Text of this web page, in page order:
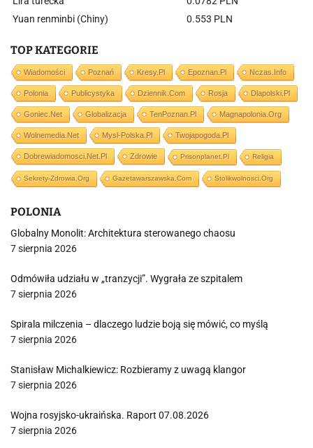
Yuan renminbi (Chiny)
0.553 PLN
TOP KATEGORIE
Wiadomości Poznań Kresy.pl Epoznan.pl Nczas.info
Polonia Publicystyka Dziennik.com Rosja Dlapolski.pl
Goniec.net Globalizacja TenPoznan.pl Magnapolonia.org
Wolnemedia.net Mysl-Polska.pl Twojapogoda.pl
Dobrewiadomosci.net.pl Zdrowie Prisonplanet.pl Religia
Sekrety-Zdrowia.org Gazetawarszawska.com Stolikwolnosci.org
POLONIA
Globalny Monolit: Architektura sterowanego chaosu
7 sierpnia 2026
Odmówiła udziału w „tranzycji”. Wygrała ze szpitalem
7 sierpnia 2026
Spirala milczenia – dlaczego ludzie boją się mówić, co myślą
7 sierpnia 2026
Stanisław Michalkiewicz: Rozbieramy z uwagą klangor
7 sierpnia 2026
Wojna rosyjsko-ukraińska. Raport 07.08.2026
7 sierpnia 2026